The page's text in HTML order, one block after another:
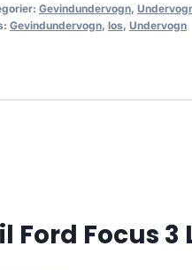
Gevindundervogn,
Gevindundervogn, los, Undervogn
Focus 3